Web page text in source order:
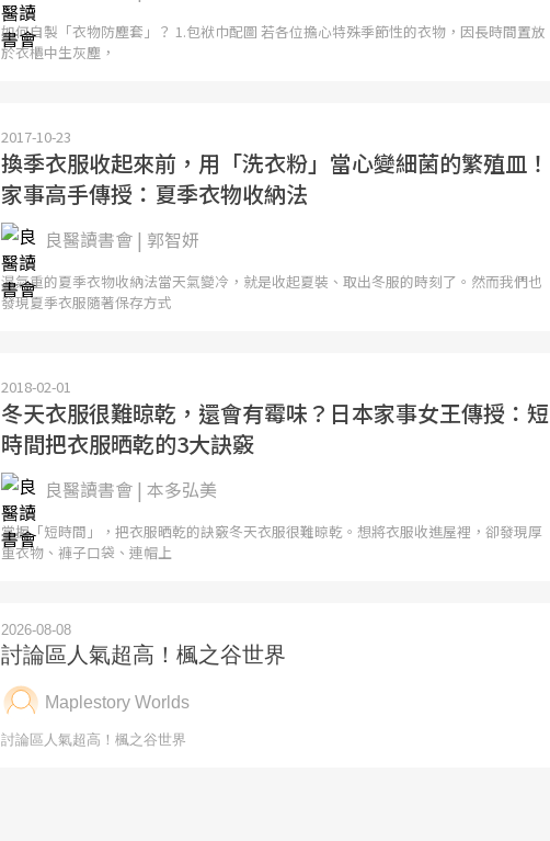
如何自製「衣物防塵套」？ 1.包袱巾配圖 若各位擔心特殊季節性的衣物，因長時間置放
於衣櫃中生灰塵，
2017-10-23
換季衣服收起來前，用「洗衣粉」當心變細菌的繁殖皿！
家事高手傳授：夏季衣物收納法
良醫讀書會 | 郭智妍
濕氣重的夏季衣物收納法當天氣變冷，就是收起夏裝、取出冬服的時刻了。然而我們也
發現夏季衣服隨著保存方式
2018-02-01
冬天衣服很難晾乾，還會有霉味？日本家事女王傳授：短
時間把衣服晒乾的3大訣竅
良醫讀書會 | 本多弘美
掌握「短時間」，把衣服晒乾的訣竅冬天衣服很難晾乾。想將衣服收進屋裡，卻發現厚
重衣物、褲子口袋、連帽上